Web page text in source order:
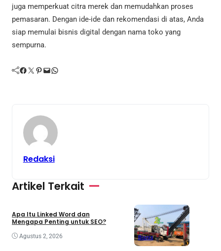
juga memperkuat citra merek dan memudahkan proses
pemasaran. Dengan ide-ide dan rekomendasi di atas, Anda
siap memulai bisnis digital dengan nama toko yang
sempurna.
Facebook Twitter Pinterest Mail WhatsApp
Redaksi
Artikel Terkait
Apa Itu Linked Word dan
Mengapa Penting untuk SEO?
Agustus 2, 2026 Bisnis